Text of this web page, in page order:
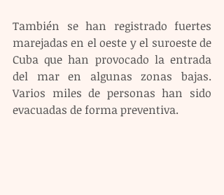
También se han registrado fuertes
marejadas en el oeste y el suroeste de
Cuba que han provocado la entrada
del mar en algunas zonas bajas.
Varios miles de personas han sido
evacuadas de forma preventiva.